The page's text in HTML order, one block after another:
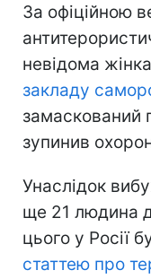
За офіційною
невідома жінка
закладу
замаскований
зупинив
Унаслідок
ще 21 людина
цього у Росії
статтею про